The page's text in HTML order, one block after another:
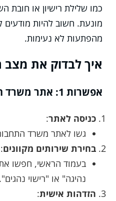
כמו שלילת רישיון או חובת
מונעת. חשוב להיות מודעים
מהפתעות לא נעימות.
איך לבדוק את מצב
אפשרות 1: אתר משרד התחבורה
כניסה לאתר:
גשו לאתר משרד
בחירת שירותים מקוונים:
בעמוד הראשי, חפשו
נהיגה" או "רישוי נהגים".
הזדהות אישית: